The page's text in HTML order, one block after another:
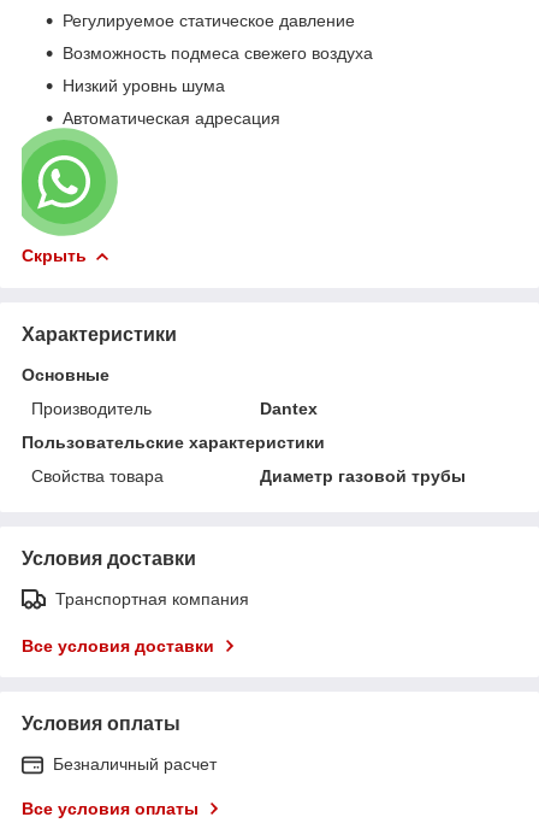
Регулируемое статическое давление
Возможность подмеса свежего воздуха
Низкий уровнь шума
Автоматическая адресация
Скрыть
Характеристики
Основные
Производитель
Dantex
Пользовательские характеристики
Свойства товара
Диаметр газовой трубы
Условия доставки
Транспортная компания
Все условия доставки
Условия оплаты
Безналичный расчет
Все условия оплаты